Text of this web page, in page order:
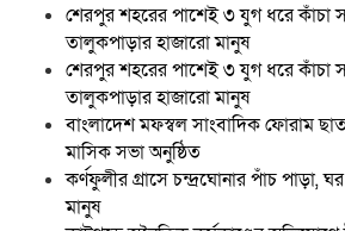
শেরপুর শহরের পাশেই ৩ যুগ ধরে কাঁচা
তালুকপাড়ার হাজারো মানুষ
শেরপুর শহরের পাশেই ৩ যুগ ধরে কাঁচা
তালুকপাড়ার হাজারো মানুষ
বাংলাদেশ মফস্বল সাংবাদিক ফোরাম
মাসিক সভা অনুষ্ঠিত
কর্ণফুলীর গ্রাসে চন্দ্রঘোনার পাঁচ পাড়া,
মানুষ